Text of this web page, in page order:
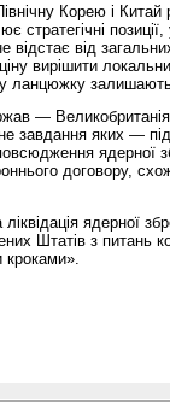
Корею і Китай
позиції,
від
вирішити
ланцюжку
—
завдання яких —
ядерної
договору,
ядерної
Штатів з питань
кроками».